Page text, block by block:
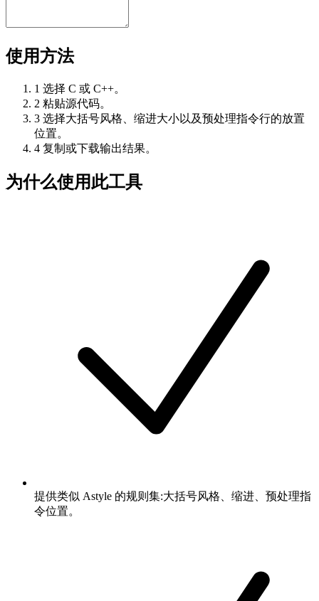
使用方法
1 选择 C 或 C++。
2 粘贴源代码。
3 选择大括号风格、缩进大小以及预处理指令行的放置
位置。
4 复制或下载输出结果。
为什么使用此工具
提供类似 Astyle 的规则集:大括号风格、缩进、预处理指
令位置。